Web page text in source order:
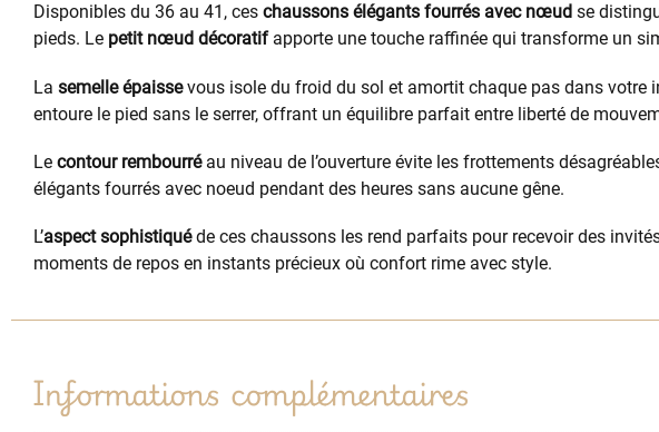
Disponibles du 36 au 41, ces chaussons élégants fourrés avec nœud se
pieds. Le petit nœud décoratifapporte une touche raffinée qui transforme un
La semelle épaissevous isole du froid du sol et amortit chaque pas dans votre
entoure le pied sans le serrer, offrant un équilibre parfait entre liberté de
Le contour rembourréau niveau de l’ouverture évite les frottements
élégants fourrés avec noeud pendant des heures sans aucune gêne.
L’aspect sophistiquéde ces chaussons les rend parfaits pour recevoir des
moments de repos en instants précieux où confort rime avec style.
Informations complémentaires